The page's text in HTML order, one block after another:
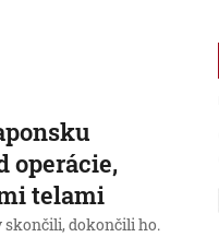
operácie,
telami
dokončili ho.